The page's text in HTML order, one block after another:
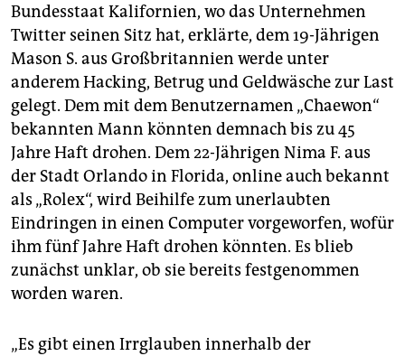
Bundesstaat Kalifornien, wo das Unternehmen
Twitter seinen Sitz hat, erklärte, dem 19-Jährigen
Mason S. aus Großbritannien werde unter
anderem Hacking, Betrug und Geldwäsche zur Last
gelegt. Dem mit dem Benutzernamen „Chaewon“
bekannten Mann könnten demnach bis zu 45
Jahre Haft drohen. Dem 22-Jährigen Nima F. aus
der Stadt Orlando in Florida, online auch bekannt
als „Rolex“, wird Beihilfe zum unerlaubten
Eindringen in einen Computer vorgeworfen, wofür
ihm fünf Jahre Haft drohen könnten. Es blieb
zunächst unklar, ob sie bereits festgenommen
worden waren.
„Es gibt einen Irrglauben innerhalb der